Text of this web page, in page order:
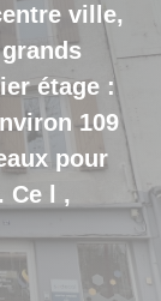
ville,
étage :
109
pour
Ce l ,